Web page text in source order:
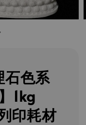
色系
1kg
印耗材